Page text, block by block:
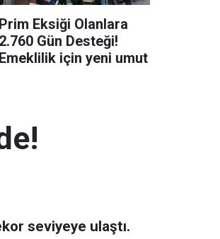
Prim Eksiği Olanlara
2.760 Gün Desteği!
Emeklilik için yeni umut
seviyeye ulaştı.